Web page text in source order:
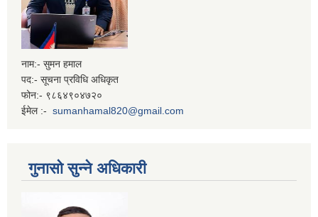
नाम:- सुमन हमाल
पद:- सूचना प्रविधि अधिकृत
फोन:- ९८६४९०४७२०
ईमेल :- sumanhamal820@gmail.com
गुनासो सुन्ने अधिकारी